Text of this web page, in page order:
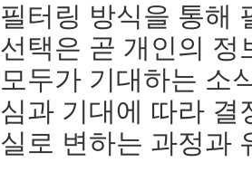
필터링 방식을 통해
선택은 곧 개인의 정
모두가 기대하는 소
심과 기대에 따라 결
실로 변하는 과정과